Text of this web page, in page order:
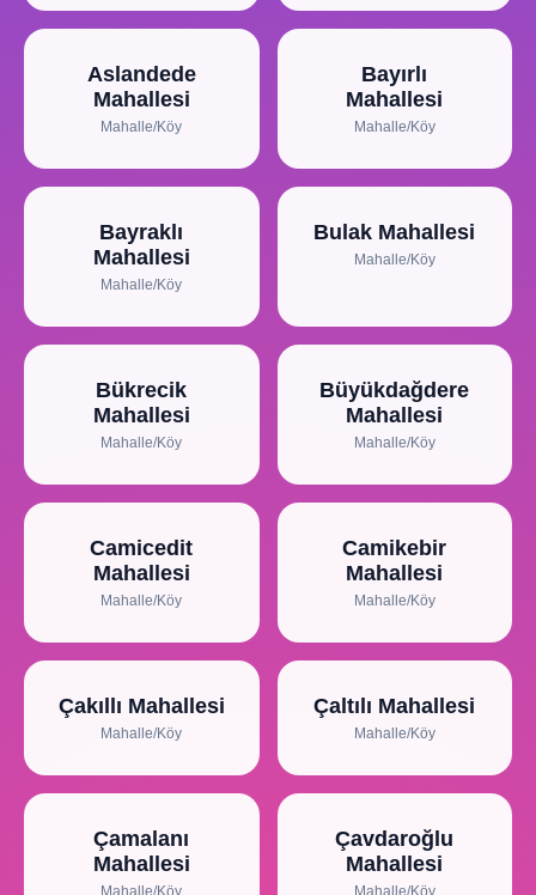
Aslandede
Mahallesi
Mahalle/Köy
Bayırlı
Mahallesi
Mahalle/Köy
Bayraklı
Mahallesi
Mahalle/Köy
Bulak Mahallesi
Mahalle/Köy
Bükrecik
Mahallesi
Mahalle/Köy
Büyükdağdere
Mahallesi
Mahalle/Köy
Camicedit
Mahallesi
Mahalle/Köy
Camikebir
Mahallesi
Mahalle/Köy
Çakıllı Mahallesi
Mahalle/Köy
Çaltılı Mahallesi
Mahalle/Köy
Çamalanı
Mahallesi
Mahalle/Köy
Çavdaroğlu
Mahallesi
Mahalle/Köy